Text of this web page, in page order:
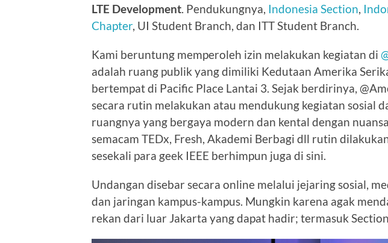
LTE Development. Pendukungnya, Indonesia Section,
Chapter, UI Student Branch, dan ITT Student Branch.
Kami beruntung memperoleh izin melakukan kegiatan di
adalah ruang publik yang dimiliki Kedutaan Amerika
bertempat di Pacific Place Lantai 3. Sejak berdirinya,
secara rutin melakukan atau mendukung kegiatan sosial
ruangnya yang bergaya modern dan kental dengan
semacam TEDx, Fresh, Akademi Berbagi dll rutin
sesekali para geek IEEE berhimpun juga di sini.
Undangan disebar secara online melalui jejaring sosial,
dan jaringan kampus-kampus. Mungkin karena agak
rekan dari luar Jakarta yang dapat hadir; termasuk